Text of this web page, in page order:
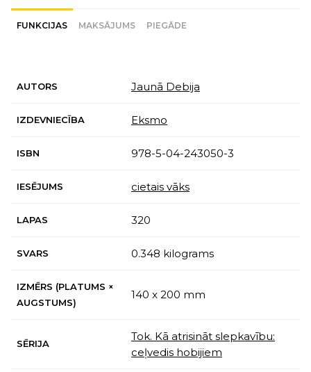
FUNKCIJAS MAKSĀJUMS PIEGĀDE
AUTORS Jaunā Debija
IZDEVNIECĪBA Eksmo
ISBN 978-5-04-243050-3
IESĒJUMS cietais vāks
LAPAS 320
SVARS 0.348 kilograms
IZMĒRS (PLATUMS ×
AUGSTUMS)
140 x 200 mm
SĒRIJA
Tok. Kā atrisināt slepkavību:
ceļvedis hobijiem